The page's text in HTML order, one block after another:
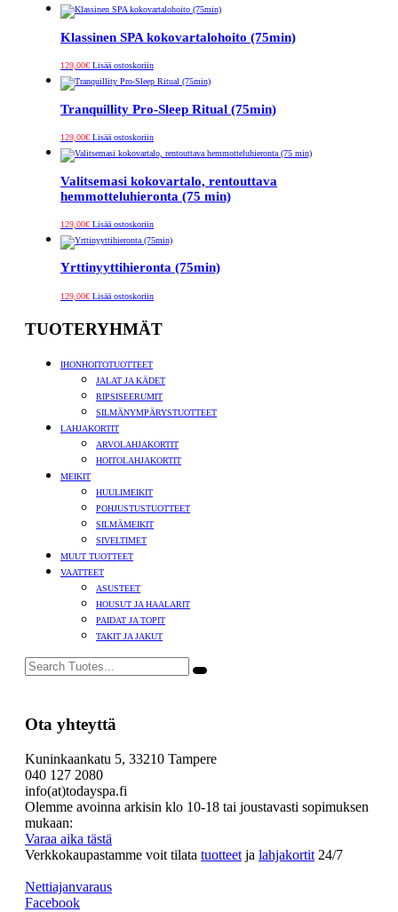
Klassinen SPA kokovartalohoito (75min)
129,00€ Lisää ostoskoriin
Tranquillity Pro-Sleep Ritual (75min)
129,00€ Lisää ostoskoriin
Valitsemasi kokovartalo, rentouttava
hemmotteluhieronta (75 min)
129,00€ Lisää ostoskoriin
Yrttinyyttihieronta (75min)
129,00€ Lisää ostoskoriin
TUOTERYHMÄT
IHONHOITOTUOTTEET
JALAT JA KÄDET
RIPSISEERUMIT
SILMÄNYMPÄRYSTUOTTEET
LAHJAKORTIT
ARVOLAHJAKORTIT
HOITOLAHJAKORTIT
MEIKIT
HUULIMEIKIT
POHJUSTUSTUOTTEET
SILMÄMEIKIT
SIVELTIMET
MUUT TUOTTEET
VAATTEET
ASUSTEET
HOUSUT JA HAALARIT
PAIDAT JA TOPIT
TAKIT JA JAKUT
Ota yhteyttä
Kuninkaankatu 5, 33210 Tampere
040 127 2080
info(at)todayspa.fi
Olemme avoinna arkisin klo 10-18 tai joustavasti sopimuksen
mukaan:
Varaa aika tästä
Verkkokaupastamme voit tilata tuotteet ja lahjakortit 24/7
Nettiajanvaraus
Facebook